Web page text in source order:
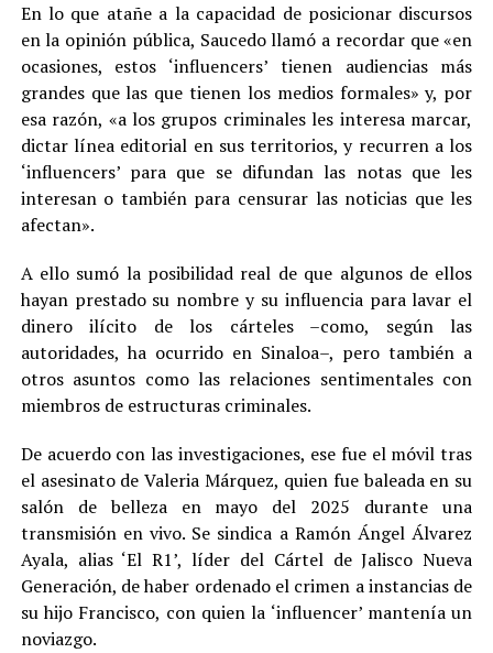
En lo que atañe a la capacidad de posicionar discursos
en la opinión pública, Saucedo llamó a recordar que «en
ocasiones, estos ‘influencers’ tienen audiencias más
grandes que las que tienen los medios formales» y, por
esa razón, «a los grupos criminales les interesa marcar,
dictar línea editorial en sus territorios, y recurren a los
‘influencers’ para que se difundan las notas que les
interesan o también para censurar las noticias que les
afectan».
A ello sumó la posibilidad real de que algunos de ellos
hayan prestado su nombre y su influencia para lavar el
dinero ilícito de los cárteles –como, según las
autoridades, ha ocurrido en Sinaloa–, pero también a
otros asuntos como las relaciones sentimentales con
miembros de estructuras criminales.
De acuerdo con las investigaciones, ese fue el móvil tras
el asesinato de Valeria Márquez, quien fue baleada en su
salón de belleza en mayo del 2025 durante una
transmisión en vivo. Se sindica a Ramón Ángel Álvarez
Ayala, alias ‘El R1’, líder del Cártel de Jalisco Nueva
Generación, de haber ordenado el crimen a instancias de
su hijo Francisco, con quien la ‘influencer’ mantenía un
noviazgo.